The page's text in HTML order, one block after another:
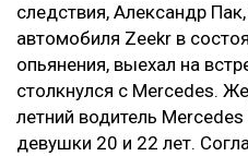
следствия, Александр
автомобиля Zeekr в
опьянения, выехал на
столкнулся с Mercedes.
летний водитель
девушки 20 и 22 лет.